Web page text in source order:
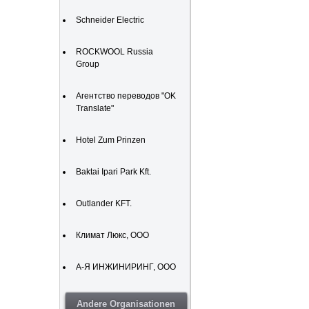
Schneider Electric
ROCKWOOL Russia
Group
Агентство переводов "OK
Translate"
Hotel Zum Prinzen
Baktai Ipari Park Kft.
Outlander KFT.
Климат Люкс, ООО
А-Я ИНЖИНИРИНГ, ООО
Andere Organisationen